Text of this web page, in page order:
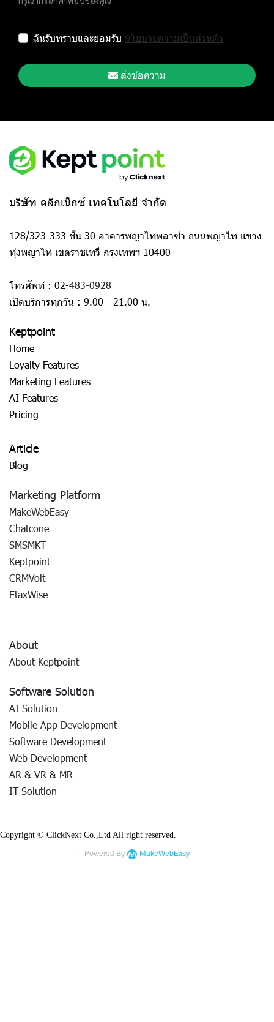
ฉันรับทราบและยอมรับ นโยบายความเป็นส่วนตัว
ส่งข้อความ
บริษัท คลิกเน็กซ์ เทคโนโลยี จำกัด
128/323-333 ชั้น 30 อาคารพญาไทพลาซ่า ถนนพญาไท แขวง
ทุ่งพญาไท เขตราชเทวี กรุงเทพฯ 10400
โทรศัพท์ : 02-483-0928
เปิดบริการทุกวัน : 9.00 - 21.00 น.
Keptpoint
Home
Loyalty Features
Marketing Features
AI Features
Pricing
Article
Blog
Marketing Platform
MakeWebEasy
Chatcone
SMSMKT
Keptpoint
CRMVolt
EtaxWise
About
About Keptpoint
Software Solution
AI Solution
Mobile App Development
Software Development
Web Development
AR & VR & MR
IT Solution
Copyright © ClickNext Co.,Ltd All right reserved.
Powered By MakeWebEasy